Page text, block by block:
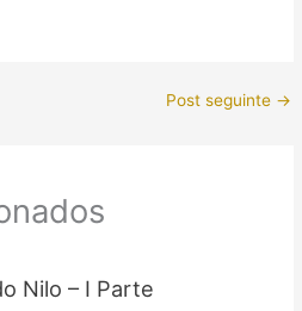
Post seguinte →
Nilo – I Parte